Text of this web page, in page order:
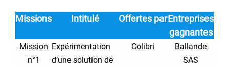
Missions Intitulé Offertes parEntreprises
gagnantes
Mission
n°1
Expérimentation
d’une solution de
Colibri
Ballande
SAS